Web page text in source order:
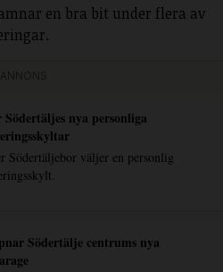
en bra bit under flera av
nya personliga
Södertäljebor väljer en personlig
Södertälje centrums nya